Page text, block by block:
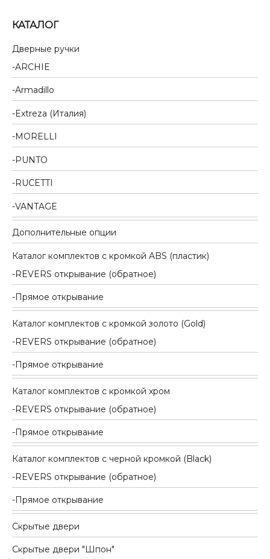
КАТАЛОГ
Дверные ручки
ARCHIE
Armadillo
Extreza (Италия)
MORELLI
PUNTO
RUCETTI
VANTAGE
Дополнительные опции
Каталог комплектов c кромкой ABS (пластик)
REVERS открывание (обратное)
Прямое открывание
Каталог комплектов c кромкой золото (Gold)
REVERS открывание (обратное)
Прямое открывание
Каталог комплектов c кромкой хром
REVERS открывание (обратное)
Прямое открывание
Каталог комплектов c черной кромкой (Black)
REVERS открывание (обратное)
Прямое открывание
Скрытые двери
Скрытые двери "Шпон"